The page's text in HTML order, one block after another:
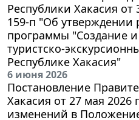
Республики Хакасия от
159-п "Об утверждении
программы "Создание
туристско-
Республике Хакасия"
6 июня 2026
Постановление
Хакасия от 27 мая 2026
изменений в